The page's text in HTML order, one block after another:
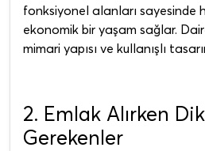
fonksiyonel alanları sayesinde
ekonomik bir yaşam sağlar.
mimari yapısı ve kullanışlı
2. Emlak Alırken
Gerekenler